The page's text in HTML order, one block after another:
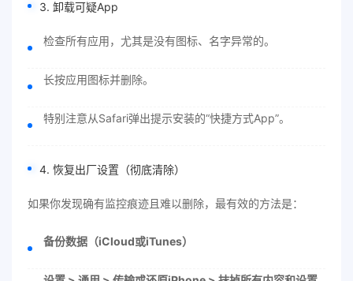
3. 卸载可疑App
检查所有应用，尤其是没有图标、名字异常的。
长按应用图标并删除。
特别注意从Safari弹出提示安装的“快捷方式App”。
4. 恢复出厂设置（彻底清除）
如果你发现确有监控痕迹且难以删除，最有效的方法是：
备份数据（iCloud或iTunes）